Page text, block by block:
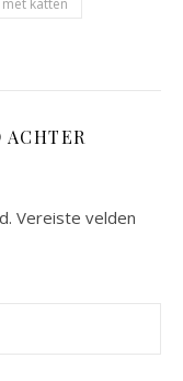
katten
Vereiste velden